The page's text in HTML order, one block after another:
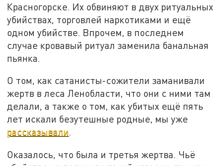
Красногорске. Их обвиняют в двух ритуальных
убийствах, торговлей наркотиками и ещё
одном убийстве. Впрочем, в последнем
случае кровавый ритуал заменила банальная
пьянка.
О том, как сатанисты-сожители заманивали
жертв в леса Ленобласти, что они с ними там
делали, а также о том, как убитых ещё пять
лет искали безутешные родные, мы уже
рассказывали.
Оказалось, что была и третья жертва. Чьё